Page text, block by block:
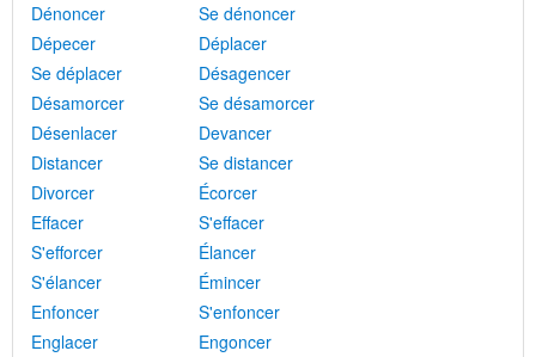
Dénoncer
Se dénoncer
Dépecer
Déplacer
Se déplacer
Désagencer
Désamorcer
Se désamorcer
Désenlacer
Devancer
Distancer
Se distancer
Divorcer
Écorcer
Effacer
S'effacer
S'efforcer
Élancer
S'élancer
Émincer
Enfoncer
S'enfoncer
Englacer
Engoncer